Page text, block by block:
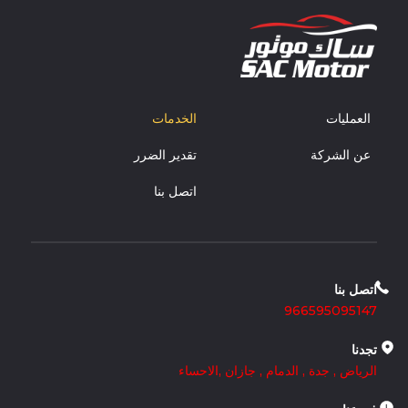
اتصل بنا
966595095147
تجدنا
الرياض , جدة , الدمام ,جازان ,الاحساء
الخدمات العمليات
تقدير الضرر عن الشركة
اتصل بنا